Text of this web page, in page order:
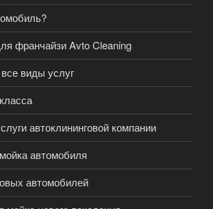
франчайзи Avto Cleaning
виды услуг
автоклининговой компании
автомобиля
автомобилей